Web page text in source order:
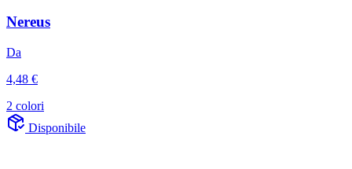
Nereus
Da
4,48 €
2 colori
Disponibile